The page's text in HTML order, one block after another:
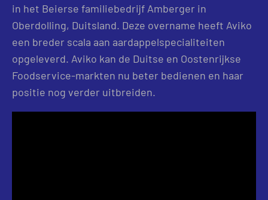
in het Beierse familiebedrijf Amberger in
Oberdolling, Duitsland. Deze overname heeft Aviko
een breder scala aan aardappelspecialiteiten
opgeleverd. Aviko kan de Duitse en Oostenrijkse
Foodservice-markten nu beter bedienen en haar
positie nog verder uitbreiden.